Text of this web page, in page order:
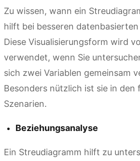
Zu wissen, wann ein
hilft bei besseren
Diese Visualisierungsform wird
verwendet, wenn Sie
sich zwei Variablen gemeinsam
Besonders nützlich ist sie in den
Szenarien.
Beziehungsanalyse
Ein Streudiagramm hilft zu